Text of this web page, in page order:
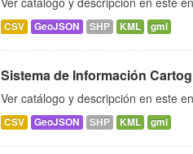
CSV GeoJSON SHP KML gml
Sistema de Información
Ver catálogo y descripción en este
CSV GeoJSON SHP KML gml